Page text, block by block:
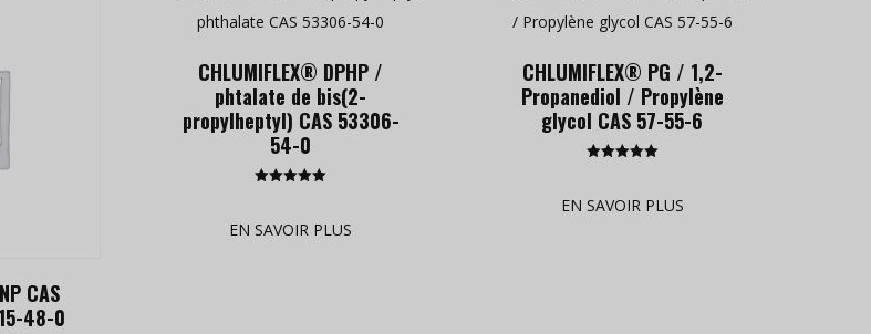
CAS
48-0
CHLUMIFLEX® DPHP /
phtalate de bis(2-
propylheptyl) CAS 53306-
54-0
out of 5
EN SAVOIR PLUS
CHLUMIFLEX® PG / 1,2-
Propanediol / Propylène
glycol CAS 57-55-6
out of 5
EN SAVOIR PLUS